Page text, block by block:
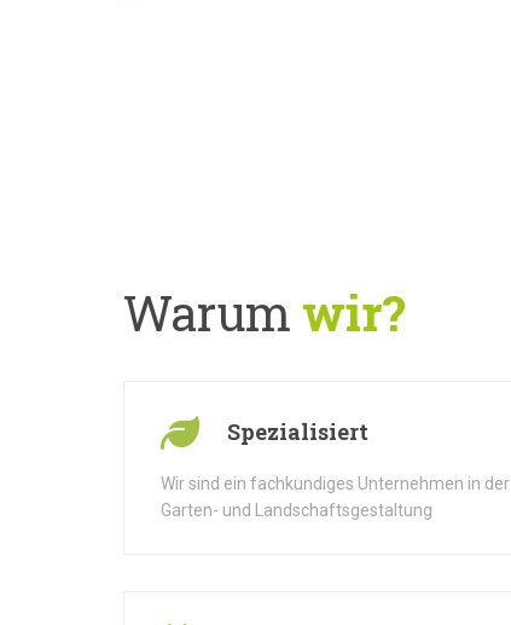
Warum wir?
Spezialisiert
Wir sind ein fachkundiges Unternehmen in der
Garten- und Landschaftsgestaltung